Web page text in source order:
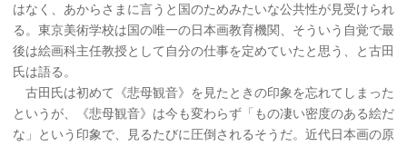
はなく、あからさまに言うと国のためみたいな公共性が見受けられ
る。東京美術学校は国の唯一の日本画教育機関、そういう自覚で最
後は絵画科主任教授として自分の仕事を定めていたと思う、と古田
氏は語る。
古田氏は初めて《悲母観音》を見たときの印象を忘れてしまった
というが、《悲母観音》は今も変わらず「もの凄い密度のある絵だ
な」という印象で、見るたびに圧倒されるそうだ。近代日本画の原